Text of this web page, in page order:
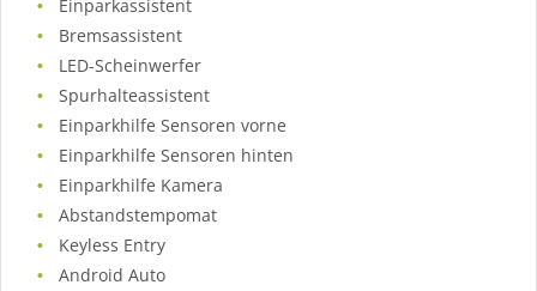
Einparkassistent
Bremsassistent
LED-Scheinwerfer
Spurhalteassistent
Einparkhilfe Sensoren vorne
Einparkhilfe Sensoren hinten
Einparkhilfe Kamera
Abstandstempomat
Keyless Entry
Android Auto